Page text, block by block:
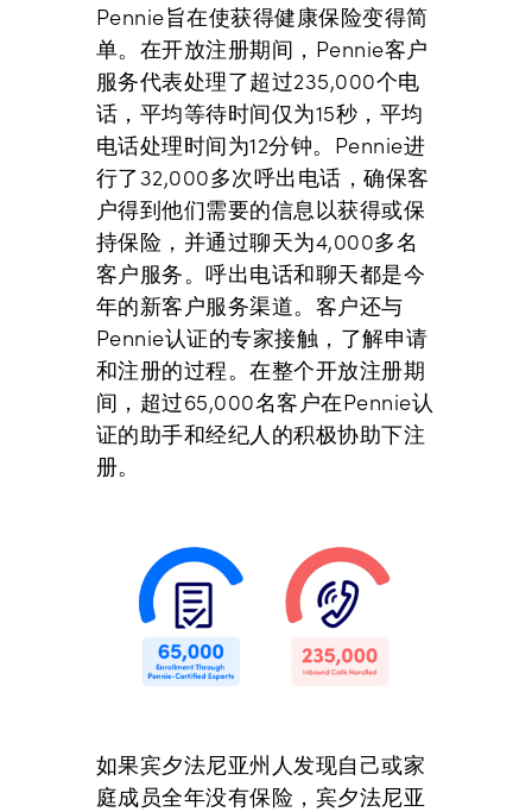
Pennie旨在使获得健康保险变得简
单。在开放注册期间，Pennie客户
服务代表处理了超过235,000个电
话，平均等待时间仅为15秒，平均
电话处理时间为12分钟。Pennie进
行了32,000多次呼出电话，确保客
户得到他们需要的信息以获得或保
持保险，并通过聊天为4,000多名
客户服务。呼出电话和聊天都是今
年的新客户服务渠道。客户还与
Pennie认证的专家接触，了解申请
和注册的过程。在整个开放注册期
间，超过65,000名客户在Pennie认
证的助手和经纪人的积极协助下注
册。
如果宾夕法尼亚州人发现自己或家
庭成员全年没有保险，宾夕法尼亚